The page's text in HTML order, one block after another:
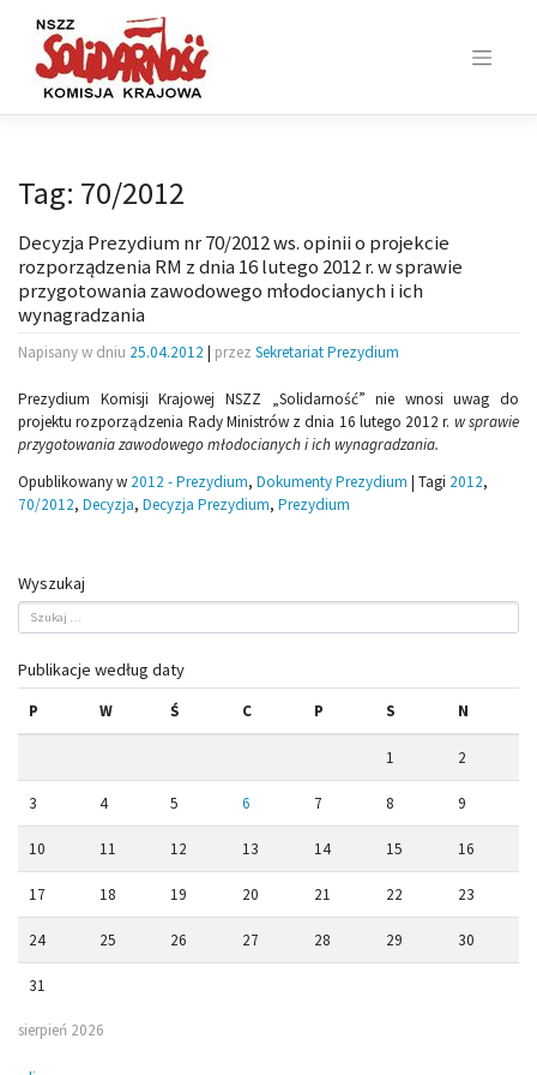
content
Tag: 70/2012
Decyzja Prezydium nr 70/2012 ws. opinii o projekcie
rozporządzenia RM z dnia 16 lutego 2012 r. w sprawie
przygotowania zawodowego młodocianych i ich
wynagradzania
Napisany w dniu 25.04.2012 | przez Sekretariat Prezydium
Prezydium Komisji Krajowej NSZZ „Solidarność” nie wnosi uwag do
projektu rozporządzenia Rady Ministrów z dnia 16 lutego 2012 r. w sprawie
przygotowania zawodowego młodocianych i ich wynagradzania.
Opublikowany w 2012 - Prezydium, Dokumenty Prezydium | Tagi 2012,
70/2012, Decyzja, Decyzja Prezydium, Prezydium
Wyszukaj
Publikacje według daty
sierpień 2026
P W Ś C P S N
1 2
3 4 5 6 7 8 9
10 11 12 13 14 15 16
17 18 19 20 21 22 23
24 25 26 27 28 29 30
31